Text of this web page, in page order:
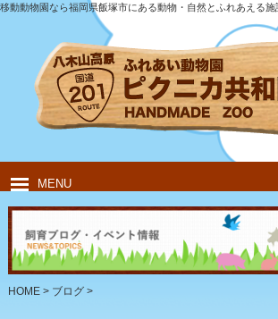
移動動物園なら福岡県飯塚市にある動物・自然とふれあえる
MENU
HOME ピクニカ共和国について 動
飲食・キャンプ 団体のお客
HOME> ブログ>